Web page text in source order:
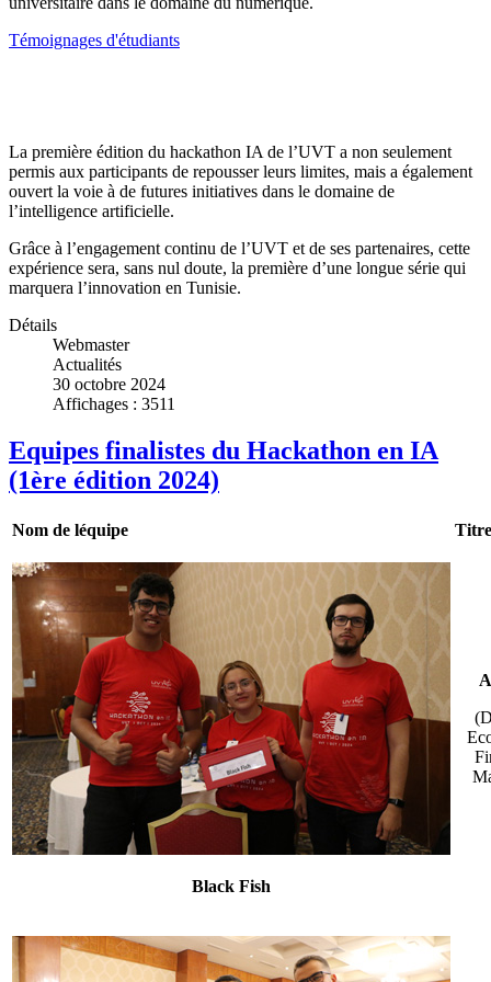
Témoignages d'étudiants
La première édition du hackathon IA de l’UVT a non seulement
permis aux participants de repousser leurs limites, mais a également
ouvert la voie à de futures initiatives dans le domaine de
l’intelligence artificielle.
Grâce à l’engagement continu de l’UVT et de ses partenaires, cette
expérience sera, sans nul doute, la première d’une longue série qui
marquera l’innovation en Tunisie.
Détails
Webmaster
Actualités
30 octobre 2024
Affichages : 3511
Equipes finalistes du Hackathon en IA
(1ère édition 2024)
Nom de léquipe
Black Fish